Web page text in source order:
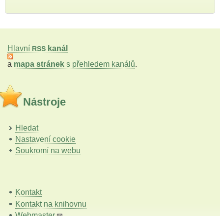
Hlavní RSS kanál
a mapa stránek s přehledem kanálů.
Nástroje
Hledat
Nastavení cookie
Soukromí na webu
Kontakt
Kontakt na knihovnu